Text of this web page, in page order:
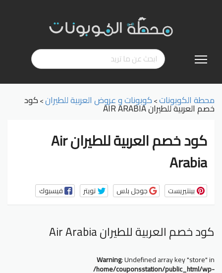
إلى
محطة الكوبونات>كوبونات و عروض العربية للطيران>كود
خصم العربية للطيران AIR ARABIA
كود خصم العربية للطيران Air
Arabia
فيسبوك تويتر جوجل بلس بينتيريست
كود خصم العربية للطيران Air Arabia
Warning: Undefined array key "store" in
/home/couponsstation/public_html/wp-